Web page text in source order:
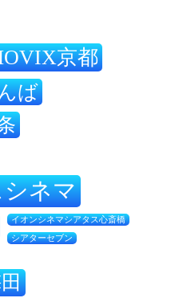
京都
ば
ネマ
イオンシネマシアタス心斎橋
シアターセブン